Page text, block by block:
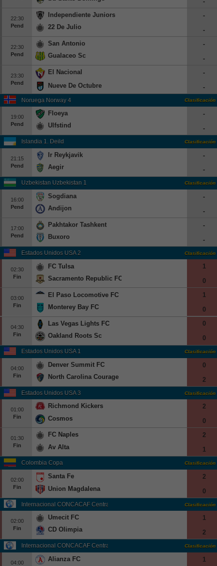
22:30
Pend
Independiente Juniors
22 De Julio
-
-
22:30
Pend
San Antonio
Gualaceo Sc
-
-
23:30
Pend
El Nacional
Nueve De Octubre
-
-
Noruega Norway 4 Clasificación
19:00
Pend
Floeya
Ulfstind
-
-
Islandia 1. Deild Clasificación
21:15
Pend
Ir Reykjavik
Aegir
-
-
Uzbekistan Uzbekistan 1 Clasificación
16:00
Pend
Sogdiana
Andijon
-
-
17:00
Pend
Pakhtakor Tashkent
Buxoro
-
-
Estados Unidos USA 2 Clasificación
02:30
Fin
FC Tulsa
Sacramento Republic FC
1
0
03:00
Fin
El Paso Locomotive FC
Monterey Bay FC
1
0
04:30
Fin
Las Vegas Lights FC
Oakland Roots Sc
0
0
Estados Unidos USA 1 Clasificación
04:00
Fin
Denver Summit FC
North Carolina Courage
0
2
Estados Unidos USA 3 Clasificación
01:00
Fin
Richmond Kickers
Cosmos
2
0
01:30
Fin
FC Naples
Av Alta
2
1
Colombia Copa Clasificación
02:00
Fin
Santa Fe
Union Magdalena
2
0
Internacional CONCACAF Central American Cup Grp. B Clasificación
02:00
Fin
Umecit FC
CD Olimpia
1
2
Internacional CONCACAF Central American Cup Grp. C Clasificación
04:00
Alianza FC
1